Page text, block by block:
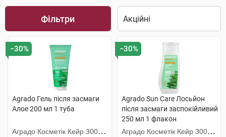
Фільтри
−30%
Agrado Гель після засмаги
Алое 200 мл 1 туба
Аградо Косметік Кейр 3000
−30%
Agrado Sun Care Лосьйон
після засмаги заспокійливий
250 мл 1 флакон
Аградо Косметік Кейр 3000